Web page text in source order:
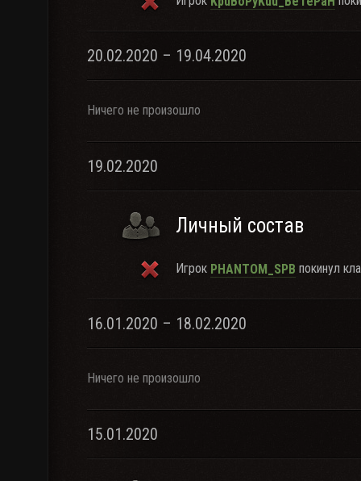
20.02.2020 – 19.04.2020
Ничего не произошло
19.02.2020
Личный состав
Игрок PHANTOM_SPB покинул
16.01.2020 – 18.02.2020
Ничего не произошло
15.01.2020